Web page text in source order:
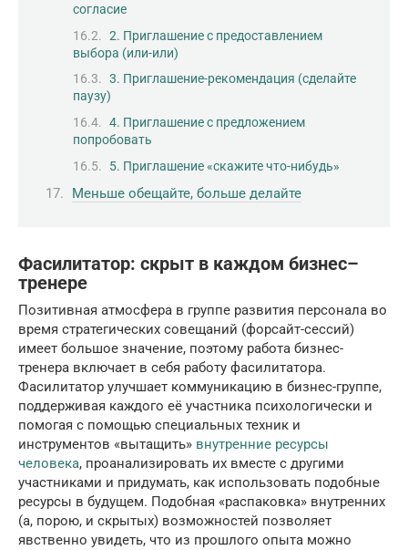
согласие
2. Приглашение с предоставлением
выбора (или-или)
3. Приглашение-рекомендация (сделайте
паузу)
4. Приглашение с предложением
попробовать
5. Приглашение «скажите что-нибудь»
Меньше обещайте, больше делайте
Фасилитатор: скрыт в каждом бизнес–
тренере
Позитивная атмосфера в группе развития персонала во
время стратегических совещаний (форсайт-сессий)
имеет большое значение, поэтому работа бизнес-
тренера включает в себя работу фасилитатора.
Фасилитатор улучшает коммуникацию в бизнес-группе,
поддерживая каждого её участника психологически и
помогая с помощью специальных техник и
инструментов «вытащить» внутренние ресурсы
человека, проанализировать их вместе с другими
участниками и придумать, как использовать подобные
ресурсы в будущем. Подобная «распаковка» внутренних
(а, порою, и скрытых) возможностей позволяет
явственно увидеть, что из прошлого опыта можно